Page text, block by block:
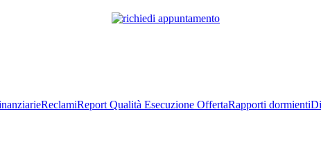
ReclamiReport Qualità Esecuzione OffertaRapporti dormienti